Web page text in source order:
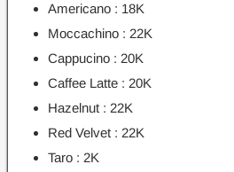
Americano : 18K
Moccachino : 22K
Cappucino : 20K
Caffee Latte : 20K
Hazelnut : 22K
Red Velvet : 22K
Taro : 2K